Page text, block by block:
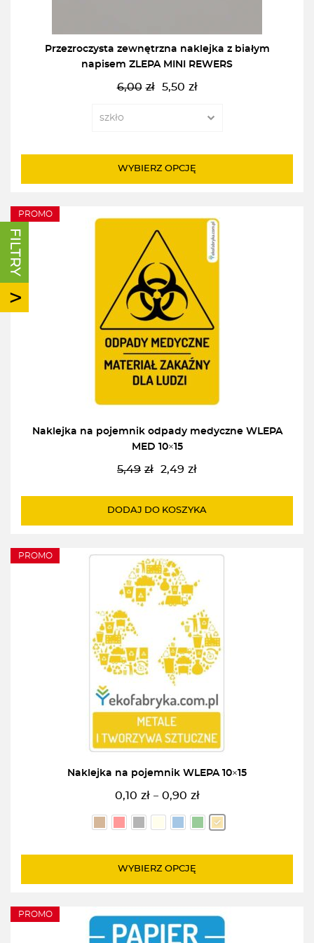
Przezroczysta zewnętrzna naklejka z białym
napisem ZLEPA MINI REWERS
6,00 zł
Pierwotna
5,50 zł
Aktualna
WYBIERZ OPCJĘ
PROMO
Naklejka na pojemnik odpady medyczne WLEPA
MED 10×15
5,49 zł
Pierwotna
wynosiła:
2,49 zł
Aktualna
wynosi:
DODAJ DO KOSZYKA
PROMO
Naklejka na pojemnik WLEPA 10×15
0,10 zł – 0,90 zł
Zakres
cen:
od
do
WYBIERZ OPCJĘ
PROMO